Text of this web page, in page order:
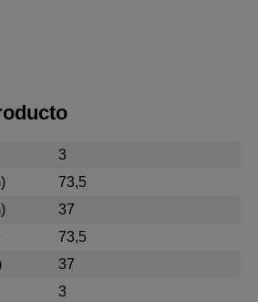
3
73,5
37
73,5
37
3